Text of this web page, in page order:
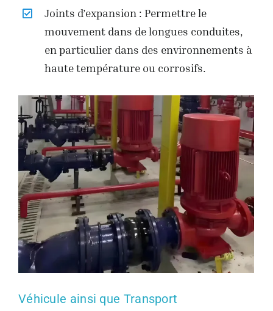
Joints d’expansion : Permettre le
mouvement dans de longues conduites,
en particulier dans des environnements à
haute température ou corrosifs.
Véhicule ainsi que Transport